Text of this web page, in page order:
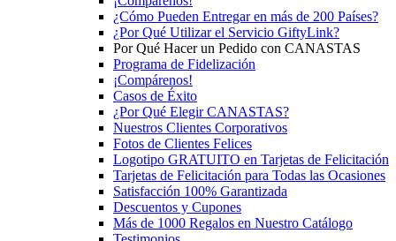
¿Cómo Pueden Entregar en más de 200 Países?
¿Por Qué Utilizar el Servicio GiftyLink?
Por Qué Hacer un Pedido con CANASTAS
Programa de Fidelización
¡Compárenos!
Casos de Éxito
¿Por Qué Elegir CANASTAS?
Nuestros Clientes Corporativos
Fotos de Clientes Felices
Logotipo GRATUITO en Tarjetas de Felicitación
Tarjetas de Felicitación para Todas las Ocasiones
Satisfacción 100% Garantizada
Descuentos y Cupones
Más de 1000 Regalos en Nuestro Catálogo